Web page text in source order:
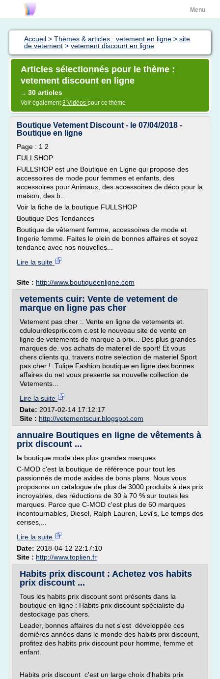
Menu
Accueil > Thèmes & articles : vetement en ligne > site
de vetement > vetement discount en ligne
Articles sélectionnés pour le thème :
vetement discount en ligne
→ 30 articles
Voir également3 Vidéos pour ce thème
Boutique Vetement Discount - le 07/04/2018 -
Boutique en ligne
Page : 1 2
FULLSHOP
FULLSHOP est une Boutique en Ligne qui propose des
accessoires de mode pour femmes et enfants, des
accessoires pour Animaux, des accessoires de déco pour la
maison, des b...
Voir la fiche de la boutique FULLSHOP
Boutique Des Tendances
Boutique de vêtement femme, accessoires de mode et
lingerie femme. Faites le plein de bonnes affaires et soyez
tendance avec nos nouvelles...
Lire la suite
Site : http://www.boutiqueenligne.com
vetements cuir: Vente de vetement de
marque en ligne pas cher
Vetement pas cher :. Vente en ligne de vetements et.
cdulourdlesprix.com c.est le nouveau site de vente en
ligne de vetements de marque a prix... Des plus grandes
marques de. vos achats de materiel de sport! Et vous
chers clients qu. travers notre selection de materiel Sport
pas cher !. Tulipe Fashion boutique en ligne des bonnes
affaires du net vous presente sa nouvelle collection de
Vetements...
Lire la suite
Date: 2017-02-14 17:12:17
Site : http://vetementscuir.blogspot.com
annuaire Boutiques en ligne de vêtements à
prix discount ...
la boutique mode des plus grandes marques
C-MOD c'est la boutique de référence pour tout les
passionnés de mode avides de bons plans. Nous vous
proposons un catalogue de plus de 3000 produits à des prix
incroyables, des réductions de 30 à 70 % sur toutes les
marques. Parce que C-MOD c'est plus de 60 marques
incontournables, Diesel, Ralph Lauren, Levi's, Le temps des
cerises,...
Lire la suite
Date: 2018-04-12 22:17:10
Site : http://www.toplien.fr
Habits prix discount : Achetez vos habits
prix discount ...
Tous les habits prix discount sont présents dans la
boutique en ligne : Habits prix discount spécialiste du
destockage pas chers.
Leader, bonnes affaires du net s'est développée ces
dernières années dans le monde des habits prix discount,
profitez des habits prix discount pour homme, femme et
enfant.
Habits prix discount c'est un large choix d'habits prix